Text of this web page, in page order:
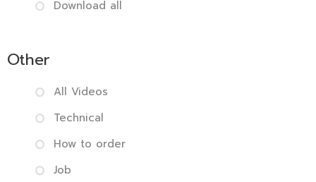
Download all
Other
All Videos
Technical
How to order
Job